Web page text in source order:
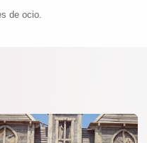
de ocio.